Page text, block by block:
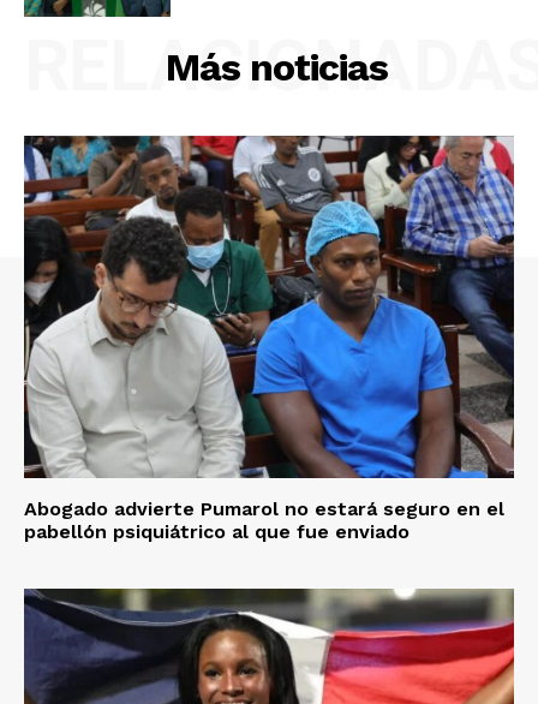
Más noticias
Abogado advierte Pumarol no estará seguro en el
pabellón psiquiátrico al que fue enviado